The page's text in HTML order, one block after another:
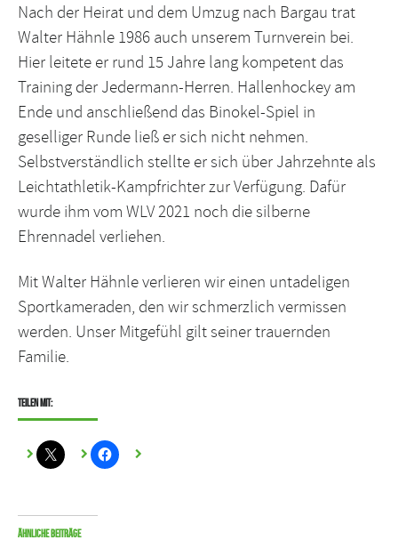
Nach der Heirat und dem Umzug nach Bargau trat
Walter Hähnle 1986 auch unserem Turnverein bei.
Hier leitete er rund 15 Jahre lang kompetent das
Training der Jedermann-Herren. Hallenhockey am
Ende und anschließend das Binokel-Spiel in
geselliger Runde ließ er sich nicht nehmen.
Selbstverständlich stellte er sich über Jahrzehnte als
Leichtathletik-Kampfrichter zur Verfügung. Dafür
wurde ihm vom WLV 2021 noch die silberne
Ehrennadel verliehen.
Mit Walter Hähnle verlieren wir einen untadeligen
Sportkameraden, den wir schmerzlich vermissen
werden. Unser Mitgefühl gilt seiner trauernden
Familie.
Teilen mit:
Ähnliche Beiträge